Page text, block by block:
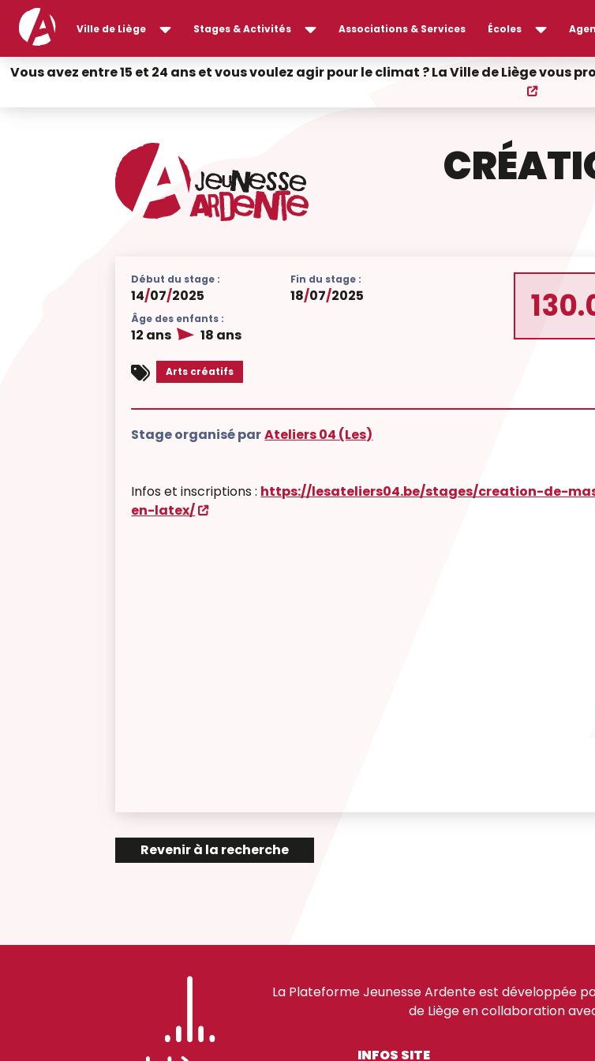
Ville de Liège Stages & Activités Associations & Services Écoles
Vous avez entre 15 et 24 ans et vous voulez agir pour le climat ? La Ville de Liège vous
Début du stage :
14/07/2025
Fin du stage :
18/07/2025
Âge des enfants :
12 ans 18 ans
Arts créatifs
Stage organisé parAteliers 04 (Les)
Infos et inscriptions : https://lesateliers04.be/stages/creation-de-
en-latex/
Revenir à la recherche
La Plateforme Jeunesse Ardente est développée
de Liège en collaboration
INFOS SITE